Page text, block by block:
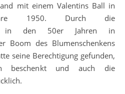
mit einem Valentins Ball in
1950. Durch die
in den 50er Jahren in
Boom des Blumenschenkens
seine Berechtigung gefunden,
beschenkt und auch die